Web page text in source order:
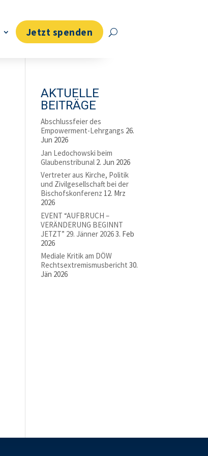
Jetzt spenden
AKTUELLE
BEITRÄGE
Abschlussfeier des
Empowerment-Lehrgangs 26.
Jun 2026
Jan Ledochowski beim
Glaubenstribunal 2. Jun 2026
Vertreter aus Kirche, Politik
und Zivilgesellschaft bei der
Bischofskonferenz 12. Mrz
2026
EVENT “AUFBRUCH –
VERÄNDERUNG BEGINNT
JETZT” 29. Jänner 20263. Feb
2026
Mediale Kritik am DÖW
Rechtsextremismusbericht 30.
Jän 2026